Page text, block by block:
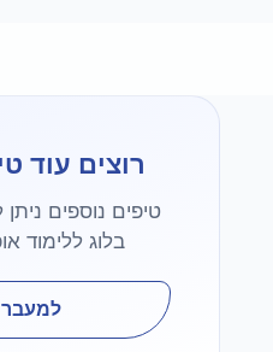
רוצים עוד
טיפים נוספים ניתן
בלוג ללימוד
למעבר